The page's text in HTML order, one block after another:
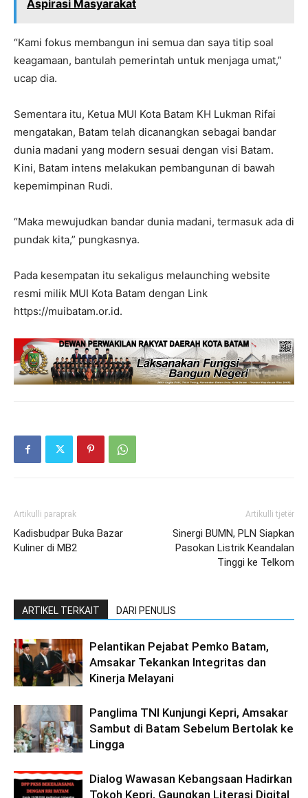
Aspirasi Masyarakat
“Kami fokus membangun ini semua dan saya titip soal
keagamaan, bantulah pemerintah untuk menjaga umat,”
ucap dia.
Sementara itu, Ketua MUI Kota Batam KH Lukman Rifai
mengatakan, Batam telah dicanangkan sebagai bandar
dunia madani yang modern sesuai dengan visi Batam.
Kini, Batam intens melakukan pembangunan di bawah
kepemimpinan Rudi.
“Maka mewujudkan bandar dunia madani, termasuk ada di
pundak kita,” pungkasnya.
Pada kesempatan itu sekaligus melaunching website
resmi milik MUI Kota Batam dengan Link
https://muibatam.or.id.
Artikulli paraprak
Kadisbudpar Buka Bazar
Kuliner di MB2
Artikulli tjetër
Sinergi BUMN, PLN Siapkan
Pasokan Listrik Keandalan
Tinggi ke Telkom
ARTIKEL TERKAIT DARI PENULIS
Pelantikan Pejabat Pemko Batam,
Amsakar Tekankan Integritas dan
Kinerja Melayani
Panglima TNI Kunjungi Kepri, Amsakar
Sambut di Batam Sebelum Bertolak ke
Lingga
Dialog Wawasan Kebangsaan Hadirkan
Tokoh Kepri, Gaungkan Literasi Digital